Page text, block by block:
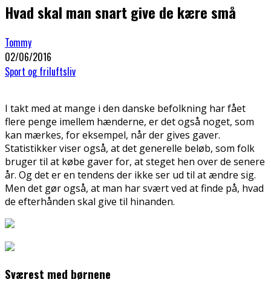
Hvad skal man snart give de kære små
Tommy
02/06/2016
Sport og friluftsliv
I takt med at mange i den danske befolkning har fået
flere penge imellem hænderne, er det også noget, som
kan mærkes, for eksempel, når der gives gaver.
Statistikker viser også, at det generelle beløb, som folk
bruger til at købe gaver for, at steget hen over de senere
år. Og det er en tendens der ikke ser ud til at ændre sig.
Men det gør også, at man har svært ved at finde på, hvad
de efterhånden skal give til hinanden.
Sværest med børnene